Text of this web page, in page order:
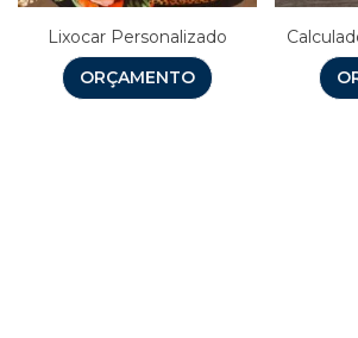
Lixocar Personalizado
ORÇAMENTO